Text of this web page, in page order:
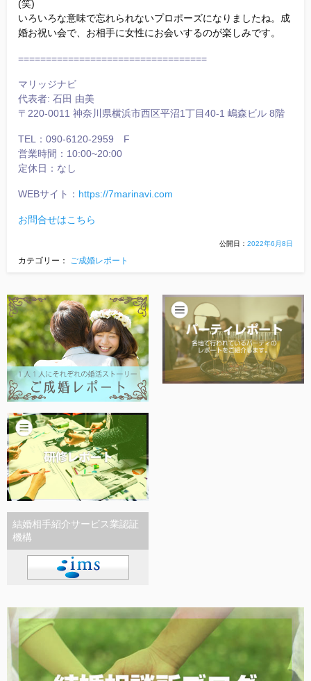
結婚相手紹介サービス業認証
機構
(笑)
いろいろな意味で忘れられないプロポーズになりましたね。成
婚お祝い会で、お相手に女性にお会いするのが楽しみです。
==================================
マリッジナビ
代表者: 石田 由美
〒220-0011 神奈川県横浜市西区平沼1丁目40-1 嶋森ビル 8階
TEL：090-6120-2959 F
営業時間：10:00~20:00
定休日：なし
WEBサイト： https://7marinavi.com
お問合せはこちら
公開日： 2022年6月8日
カテゴリー： ご成婚レポート